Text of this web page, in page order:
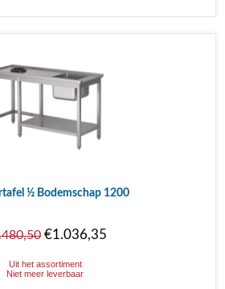
½ Bodemschap 1200
€1.036,35
Uit het assortiment
Niet meer leverbaar